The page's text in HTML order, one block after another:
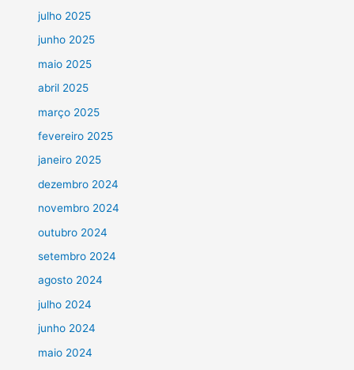
julho 2025
junho 2025
maio 2025
abril 2025
março 2025
fevereiro 2025
janeiro 2025
dezembro 2024
novembro 2024
outubro 2024
setembro 2024
agosto 2024
julho 2024
junho 2024
maio 2024